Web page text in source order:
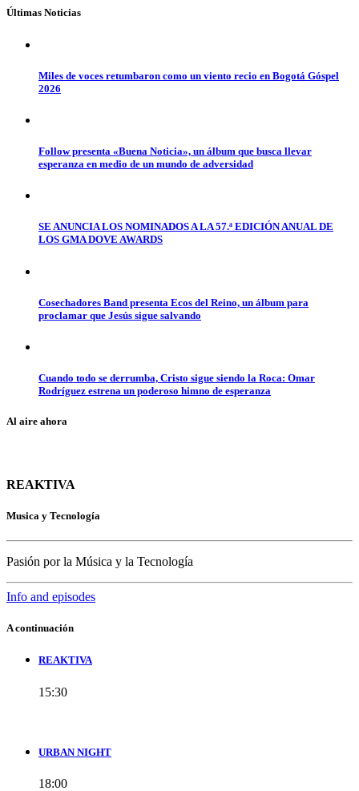
Últimas Noticias
Miles de voces retumbaron como un viento recio en Bogotá Góspel
2026
Follow presenta «Buena Noticia», un álbum que busca llevar
esperanza en medio de un mundo de adversidad
SE ANUNCIA LOS NOMINADOS A LA 57.ª EDICIÓN ANUAL DE
LOS GMA DOVE AWARDS
Cosechadores Band presenta Ecos del Reino, un álbum para
proclamar que Jesús sigue salvando
Cuando todo se derrumba, Cristo sigue siendo la Roca: Omar
Rodríguez estrena un poderoso himno de esperanza
Al aire ahora
REAKTIVA
Musica y Tecnología
Pasión por la Música y la Tecnología
Info and episodes
A continuación
REAKTIVA
15:30
URBAN NIGHT
18:00